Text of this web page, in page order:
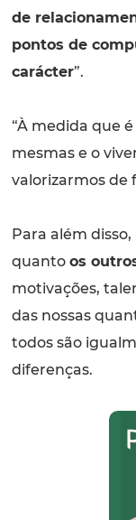
de
pontos de
carácter”.
“À medida que
mesmas e o
valorizarmos de
Para além
quanto os
motivações,
das nossas
todos são
diferenças.